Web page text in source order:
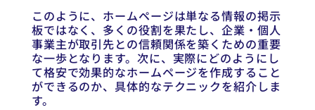
このように、ホームページは単なる情報の掲示
板ではなく、多くの役割を果たし、企業・個人
事業主が取引先との信頼関係を築くための重要
な一歩となります。次に、実際にどのようにし
て格安で効果的なホームページを作成すること
ができるのか、具体的なテクニックを紹介しま
す。